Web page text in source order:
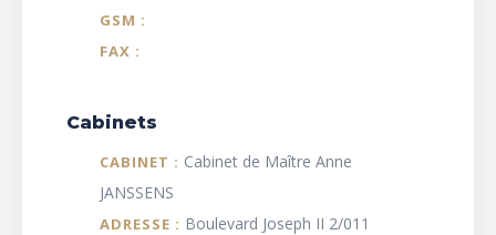
GSM :
FAX :
Cabinets
CABINET : Cabinet de Maître Anne
JANSSENS
ADRESSE : Boulevard Joseph II 2/011